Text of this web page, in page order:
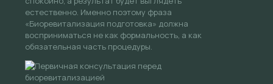
естественно. Именно поэтому фраза
«Биоревитализация подготовка» должна
восприниматься не как формальность, а как
обязательная часть процедуры.